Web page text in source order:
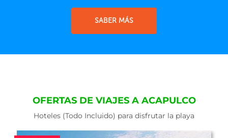
SABER MÁS
OFERTAS DE VIAJES A ACAPULCO
Hoteles (Todo Incluido) para disfrutar la playa